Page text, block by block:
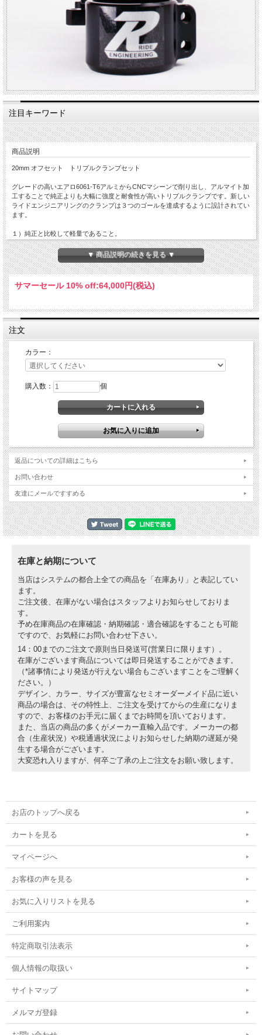
注目キーワード
商品説明
20mm オフセット トリプルクランプセット
グレードの高いエアロ6061-T6アルミからCNCマシーンで削り出し、アルマイト加
工することで純正よりも大幅に強度と耐食性が高いトリプルクランプです。新しい
ライドエンジニアリングのクランプは３つのゴールを達成するように設計されてい
ます。
１）純正と比較して軽量であること。
２）フォークに巻き付けるボトムクランプ部分は純正同様にスムーズなフォークの
動きを追求
３）ライダーのニーズに合わせて異なるオフセットが選べ、好みのハンドルポジシ
ョンを選択可能に。
４）ハンドガードマウントを取り付けられるようにピンチボルトを前面箇所に配
置。
バープレートのマウントを拡張。
20mmオフセットはArenacross（AX）、モトクロス（MX）、スーパークロス
（SX）、モタード（SM)におススメ。
純正のバーマウントもしくは強度、ねじり剛性とハンドルバーの調整（3mm前方
または3mm後方）が可能なRide Eng.のラバーコーンバーマウントをご使用下さ
キット内容：トップクランプ、ボトムクランプ、ステムとステムベアリングがすべ
てインストール済ですので搭載はボルトオンですぐにご利用いただけます。
▼ 商品説明の続きを見る ▼
サマーセール 10% off:64,000円(税込)
注文
カラー：
購入数： 個
返品についての詳細はこちら
お問い合わせ
友達にメールですすめる
在庫と納期について
当店はシステムの都合上全ての商品を「在庫あり」と表記してい
ます。
ご注文後、在庫がない場合はスタッフよりお知らせしておりま
す。
予め在庫商品の在庫確認・納期確認・適合確認をすることも可能
ですので、お気軽にお問い合わせ下さい。
14：00までのご注文で原則当日発送可(営業日に限ります）。
在庫がございます商品については即日発送することができます。
（*諸事情により発送が行えない場合もございますことをご理解く
ださい。）
デザイン、カラー、サイズが豊富なセミオーダーメイド品に近い
商品の場合は、その特性上、ご注文を受けてからの生産になりま
すので、お客様のお手元に届くまでお時間を頂いております。
また、当店の商品の多くがメーカー直輸入品です。メーカーの都
合（生産状況）や税通過状況によりお知らせした納期の遅延が発
生する場合がございます。
大変恐れ入りますが、何卒ご了承の上ご注文をお願い致します。
お店のトップへ戻る
カートを見る
マイページへ
お客様の声を見る
お気に入りリストを見る
ご利用案内
特定商取引法表示
個人情報の取扱い
サイトマップ
メルマガ登録